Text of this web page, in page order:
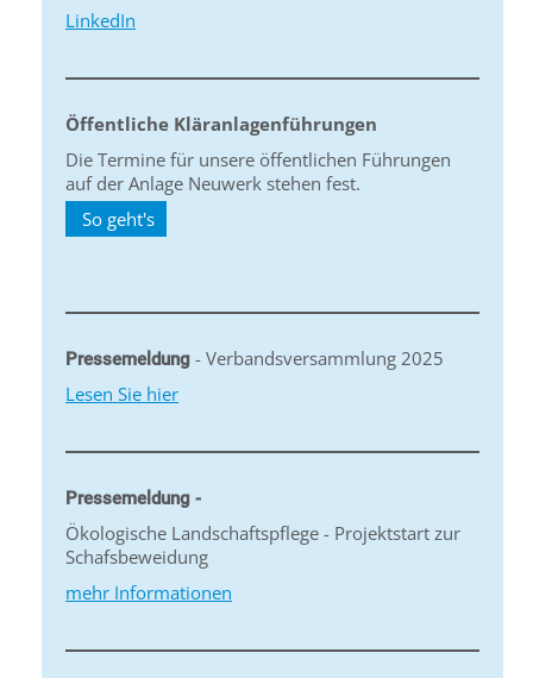
LinkedIn
Öffentliche Kläranlagenführungen
Die Termine für unsere öffentlichen Führungen
auf der Anlage Neuwerk stehen fest.
So geht's
Pressemeldung - Verbandsversammlung 2025
Lesen Sie hier
Pressemeldung -
Ökologische Landschaftspflege - Projektstart zur
Schafsbeweidung
mehr Informationen